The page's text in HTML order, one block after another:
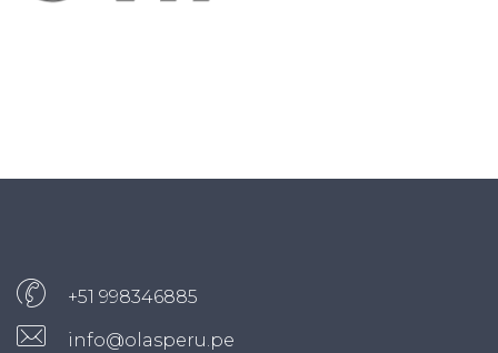
+51 998346885
info@olasperu.pe